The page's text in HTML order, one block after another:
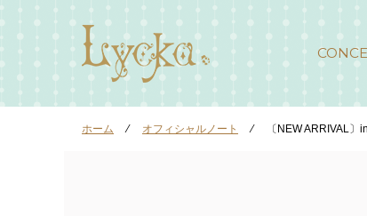
ホーム ⁄ オフィシャルノート ⁄ 〔NEW ARRIVAL